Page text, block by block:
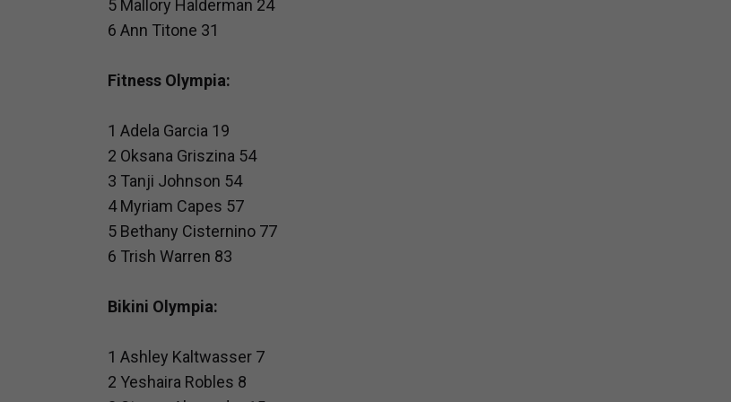
5 Mallory Halderman 24
6 Ann Titone 31
Fitness Olympia:
1 Adela Garcia 19
2 Oksana Griszina 54
3 Tanji Johnson 54
4 Myriam Capes 57
5 Bethany Cisternino 77
6 Trish Warren 83
Bikini Olympia:
1 Ashley Kaltwasser 7
2 Yeshaira Robles 8
Przetwarzanie Twoich danych w celach marketingowych podmiotów trzecich będzie